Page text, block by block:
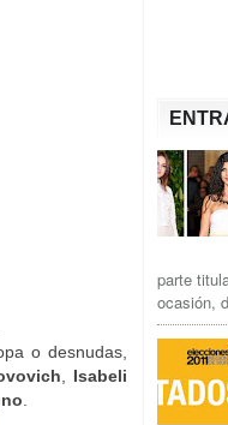
o desnudas,
Isabeli
parte
ocasión,